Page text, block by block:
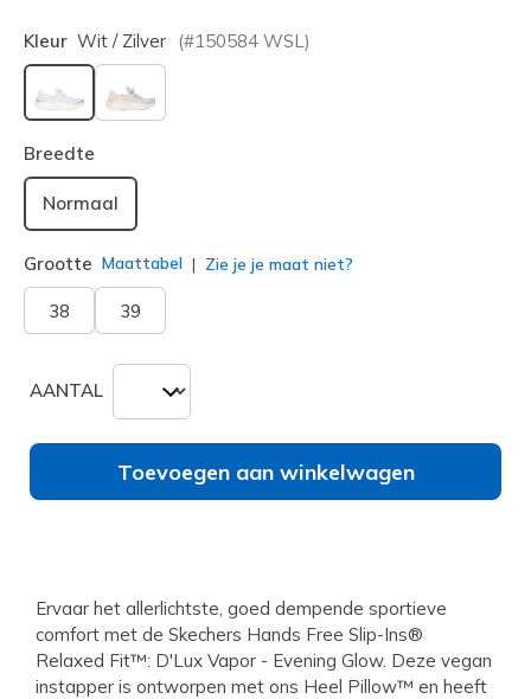
Kleur Wit / Zilver (#150584 WSL )
geselecteerd
Breedte
Normaal
Grootte Maattabel Zie je je maat niet?
38 39
AANTAL
Toevoegen aan winkelwagen
Ervaar het allerlichtste, goed dempende sportieve
comfort met de Skechers Hands Free Slip-Ins®
Relaxed Fit™: D'Lux Vapor - Evening Glow. Deze vegan
instapper is ontworpen met ons Heel Pillow™ en heeft